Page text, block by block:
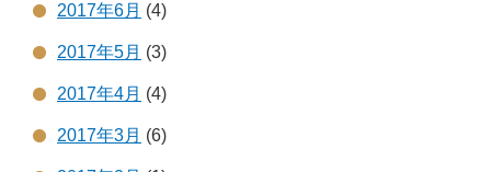
2017年6月 (4)
2017年5月 (3)
2017年4月 (4)
2017年3月 (6)